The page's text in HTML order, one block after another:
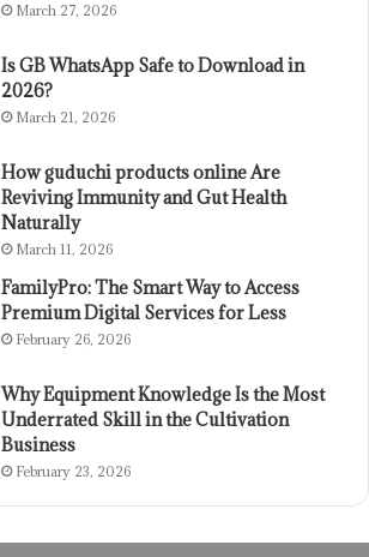
March 27, 2026
Is GB WhatsApp Safe to Download in
2026?
March 21, 2026
How guduchi products online Are
Reviving Immunity and Gut Health
Naturally
March 11, 2026
FamilyPro: The Smart Way to Access
Premium Digital Services for Less
February 26, 2026
Why Equipment Knowledge Is the Most
Underrated Skill in the Cultivation
Business
February 23, 2026